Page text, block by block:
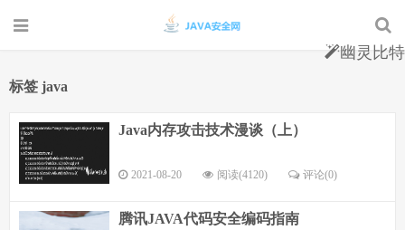
幽灵比特
标签 java
Java内存攻击技术漫谈（上）
2021-08-20 阅读(4120) 评论(0)
腾讯JAVA代码安全编码指南